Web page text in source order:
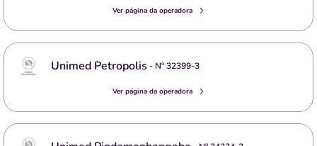
Ver página da operadora
Unimed Petropolis - Nº32399-3
Ver página da operadora